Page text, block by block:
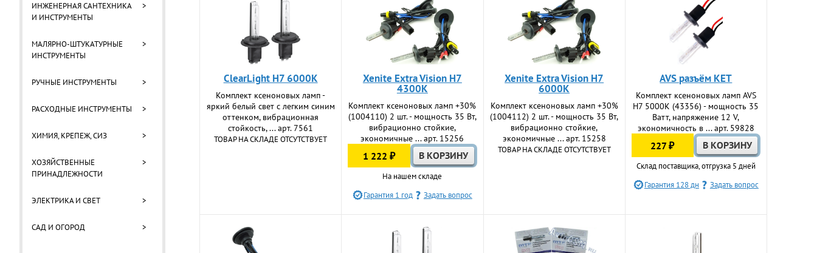
ИНЖЕНЕРНАЯ САНТЕХНИКА
И ИНСТРУМЕНТЫ
>
МАЛЯРНО-ШТУКАТУРНЫЕ
ИНСТРУМЕНТЫ
>
РУЧНЫЕ ИНСТРУМЕНТЫ >
РАСХОДНЫЕ ИНСТРУМЕНТЫ >
ХИМИЯ, КРЕПЕЖ, СИЗ >
ХОЗЯЙСТВЕННЫЕ
ПРИНАДЛЕЖНОСТИ
>
ЭЛЕКТРИКА И СВЕТ >
САД И ОГОРОД >
ClearLight H7 6000K
Комплект ксеноновых ламп -
яркий белый свет с легким синим
оттенком, вибрационная
стойкость, ... арт. 7561
ТОВАР НА СКЛАДЕ ОТСУТСТВУЕТ
Xenite Extra Vision H7
4300K
Комплект ксеноновых ламп +30%
(1004110) 2 шт. - мощность 35 Вт,
вибрационно стойкие,
экономичные ... арт. 15256
1 222 ₽
На нашем складе
Гарантия 1 год
Задать вопрос
Xenite Extra Vision H7
6000K
Комплект ксеноновых ламп +30%
(1004112) 2 шт. - мощность 35 Вт,
вибрационно стойкие,
экономичные ... арт. 15258
ТОВАР НА СКЛАДЕ ОТСУТСТВУЕТ
AVS разъём KET
Комплект ксеноновых ламп AVS
H7 5000K (43356) - мощность 35
Ватт, напряжение 12 V,
экономичность в ... арт. 59828
227 ₽
Склад поставщика, отгрузка 5 дней
Гарантия 128 дн
Задать вопрос